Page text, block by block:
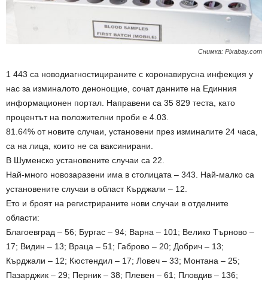
Снимка: Рixabay.com
1 443 са новодиагностицираните с коронавирусна инфекция у
нас за изминалото денонощие, сочат данните на Единния
информационен портал. Направени са 35 829 теста, като
процентът на положителни проби е 4.03.
81.64% от новите случаи, установени през изминалите 24 часа,
са на лица, които не са ваксинирани.
В Шуменско установените случаи са 22.
Най-много новозаразени има в столицата – 343. Най-малко са
установените случаи в област Кърджали – 12.
Ето и броят на регистрираните нови случаи в отделните
области:
Благоевград – 56; Бургас – 94; Варна – 101; Велико Търново –
17; Видин – 13; Враца – 51; Габрово – 20; Добрич – 13;
Кърджали – 12; Кюстендил – 17; Ловеч – 33; Монтана – 25;
Пазарджик – 29; Перник – 38; Плевен – 61; Пловдив – 136;